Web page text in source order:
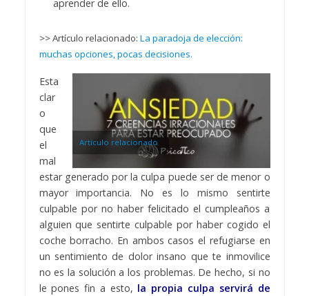
aprender de ello.
>> Artículo relacionado: La paradoja de elección:
muchas opciones, pocas decisiones.
Artículo relacionado
Esta
clar
o
que
el
mal
estar generado por la culpa puede ser de menor o
mayor importancia. No es lo mismo sentirte
culpable por no haber felicitado el cumpleaños a
alguien que sentirte culpable por haber cogido el
coche borracho. En ambos casos el refugiarse en
un sentimiento de dolor insano que te inmovilice
no es la solución a los problemas. De hecho, si no
le pones fin a esto, la propia culpa servirá de